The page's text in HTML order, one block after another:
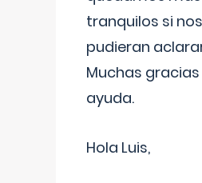
tranquilos si
pudieran
Muchas
ayuda.
Hola Luis,